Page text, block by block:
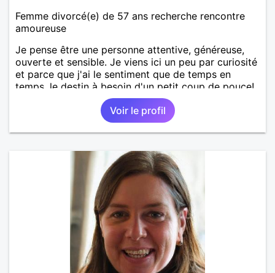
Femme divorcé(e) de 57 ans recherche rencontre
amoureuse
Je pense être une personne attentive, généreuse,
ouverte et sensible. Je viens ici un peu par curiosité
et parce que j'ai le sentiment que de temps en
temps, le destin à besoin d'un petit coup de pouce!
Voir le profil